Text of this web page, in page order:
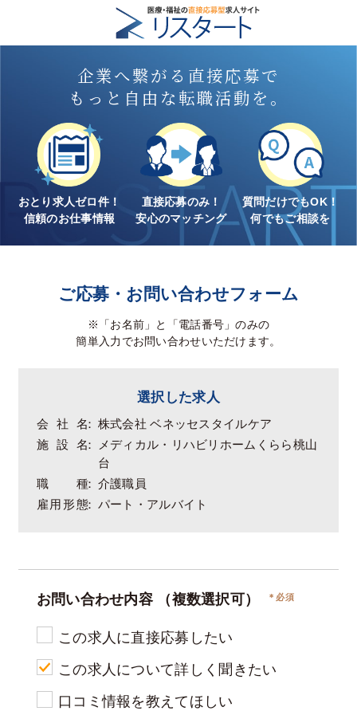
企業へ繋がる直接応募で
もっと自由な転職活動を。
おとり求人ゼロ件！
信頼のお仕事情報
直接応募のみ！
安心のマッチング
質問だけでもOK！
何でもご相談を
ご応募・お問い合わせフォーム
※「お名前」と「電話番号」のみの
簡単入力でお問い合わせいただけます。
選択した求人
会社名
株式会社 ベネッセスタイルケア
施設名
メディカル・リハビリホームくらら桃山
台
職種
介護職員
雇用形態
パート・アルバイト
お問い合わせ内容 （複数選択可）
この求人に直接応募したい
この求人について詳しく聞きたい
口コミ情報を教えてほしい